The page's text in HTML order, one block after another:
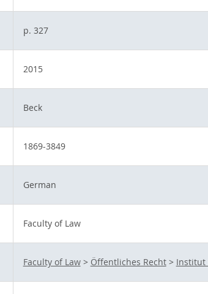
p. 327
2015
Beck
1869-3849
German
Faculty of Law
Faculty of Law> Öffentliches Recht> Institut